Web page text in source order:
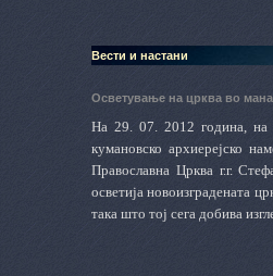
Вести и настани
Осветување на црква во
На 29. 07. 2012 година, на
кумановско архиерејско
Православна Црква г.г.
осветија новоизградената
така што тој сега добива